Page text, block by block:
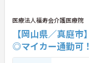
医療法人福寿会介護医療院
【岡山県／真庭
◎マイカー通勤可